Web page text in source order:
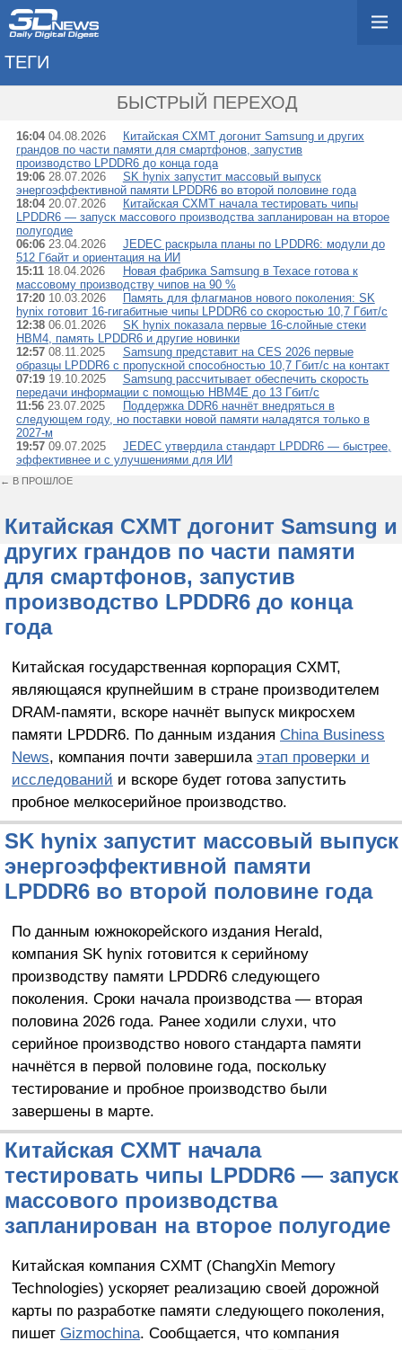
ТЕГИ
БЫСТРЫЙ ПЕРЕХОД
16:0404.08.2026
Китайская CXMT догонит Samsung и других
грандов по части памяти для смартфонов, запустив
производство LPDDR6 до конца года
19:06 28.07.2026
SK hynix запустит массовый выпуск
энергоэффективной памяти LPDDR6 во второй половине года
18:0420.07.2026
Китайская CXMT начала тестировать чипы
LPDDR6 — запуск массового производства запланирован на второе
полугодие
06:06 23.04.2026
JEDEC раскрыла планы по LPDDR6: модули до
512 Гбайт и ориентация на ИИ
15:11 18.04.2026
Новая фабрика Samsung в Техасе готова к
массовому производству чипов на 90 %
17:20 10.03.2026
Память для флагманов нового поколения: SK
hynix готовит 16-гигабитные чипы LPDDR6 со скоростью 10,7 Гбит/c
12:38 06.01.2026
SK hynix показала первые 16-слойные стеки
HBM4, память LPDDR6 и другие новинки
12:57 08.11.2025
Samsung представит на CES 2026 первые
образцы LPDDR6 с пропускной способностью 10,7 Гбит/с на контакт
07:19 19.10.2025
Samsung рассчитывает обеспечить скорость
передачи информации с помощью HBM4E до 13 Гбит/с
11:56 23.07.2025
Поддержка DDR6 начнёт внедряться в
следующем году, но поставки новой памяти наладятся только в
2027-м
19:57 09.07.2025
JEDEC утвердила стандарт LPDDR6 — быстрее,
эффективнее и с улучшениями для ИИ
← В ПРОШЛОЕ
Китайская CXMT догонит Samsung и
других грандов по части памяти
для смартфонов, запустив
производство LPDDR6 до конца
года
Китайская государственная корпорация CXMT,
являющаяся крупнейшим в стране производителем
DRAM-памяти, вскоре начнёт выпуск микросхем
памяти LPDDR6. По данным издания China Business
News, компания почти завершила этап проверки и
исследований и вскоре будет готова запустить
пробное мелкосерийное производство.
SK hynix запустит массовый выпуск
энергоэффективной памяти
LPDDR6 во второй половине года
По данным южнокорейского издания Herald,
компания SK hynix готовится к серийному
производству памяти LPDDR6 следующего
поколения. Сроки начала производства — вторая
половина 2026 года. Ранее ходили слухи, что
серийное производство нового стандарта памяти
начнётся в первой половине года, поскольку
тестирование и пробное производство были
завершены в марте.
Китайская CXMT начала
тестировать чипы LPDDR6 — запуск
массового производства
запланирован на второе полугодие
Китайская компания CXMT (ChangXin Memory
Technologies) ускоряет реализацию своей дорожной
карты по разработке памяти следующего поколения,
пишет Gizmochina. Сообщается, что компания